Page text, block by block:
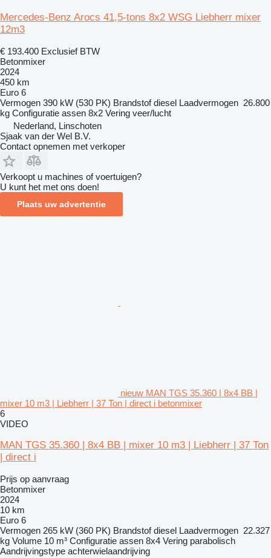
Mercedes-Benz Arocs 41,5-tons 8x2 WSG Liebherr mixer
12m3
€ 193.400 Exclusief BTW
Betonmixer
2024
450 km
Euro 6
Vermogen 390 kW (530 PK) Brandstof diesel Laadvermogen 26.800
kg Configuratie assen 8x2 Vering veer/lucht
Nederland, Linschoten
Sjaak van der Wel B.V.
Contact opnemen met verkoper
Verkoopt u machines of voertuigen?
U kunt het met ons doen!
Plaats uw advertentie
nieuw MAN TGS 35.360 | 8x4 BB |
mixer 10 m3 | Liebherr | 37 Ton | direct i betonmixer
6
VIDEO
MAN TGS 35.360 | 8x4 BB | mixer 10 m3 | Liebherr | 37 Ton
| direct i
Prijs op aanvraag
Betonmixer
2024
10 km
Euro 6
Vermogen 265 kW (360 PK) Brandstof diesel Laadvermogen 22.327
kg Volume 10 m³ Configuratie assen 8x4 Vering parabolisch
Aandrijvingstype achterwielaandrijving